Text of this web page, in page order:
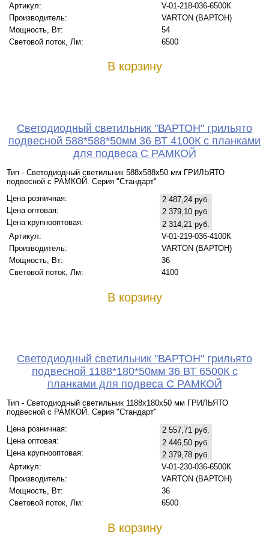
Артикул:
V-01-218-036-6500К
Производитель:
VARTON (ВАРТОН)
Мощность, Вт:
54
Световой поток, Лм:
6500
В корзину
Светодиодный светильник "ВАРТОН" грильято
подвесной 588*588*50мм 36 ВТ 4100К с планками
для подвеса С РАМКОЙ
Тип - Светодиодный светильник 588х588х50 мм ГРИЛЬЯТО
подвесной с РАМКОЙ. Серия "Стандарт"
Цена розничная:
2 487,24 руб.
Цена оптовая:
2 379,10 руб.
Цена крупнооптовая:
2 314,21 руб.
Артикул:
V-01-219-036-4100К
Производитель:
VARTON (ВАРТОН)
Мощность, Вт:
36
Световой поток, Лм:
4100
В корзину
Светодиодный светильник "ВАРТОН" грильято
подвесной 1188*180*50мм 36 ВТ 6500К с
планками для подвеса С РАМКОЙ
Тип - Светодиодный светильник 1188х180х50 мм ГРИЛЬЯТО
подвесной с РАМКОЙ. Серия "Стандарт"
Цена розничная:
2 557,71 руб.
Цена оптовая:
2 446,50 руб.
Цена крупнооптовая:
2 379,78 руб.
Артикул:
V-01-230-036-6500К
Производитель:
VARTON (ВАРТОН)
Мощность, Вт:
36
Световой поток, Лм:
6500
В корзину